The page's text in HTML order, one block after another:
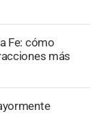
Fe: cómo
más